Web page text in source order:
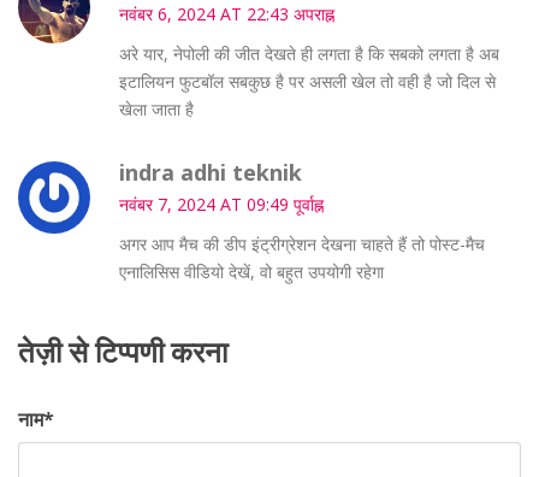
नवंबर 6, 2024 AT 22:43 अपराह्न
अरे यार, नेपोली की जीत देखते ही लगता है कि सबको लगता है अब
इटालियन फुटबॉल सबकुछ है पर असली खेल तो वही है जो दिल से
खेला जाता है
indra adhi teknik
नवंबर 7, 2024 AT 09:49 पूर्वाह्न
अगर आप मैच की डीप इंट्रीग्रेशन देखना चाहते हैं तो पोस्ट-मैच
एनालिसिस वीडियो देखें, वो बहुत उपयोगी रहेगा
तेज़ी से टिप्पणी करना
नाम*